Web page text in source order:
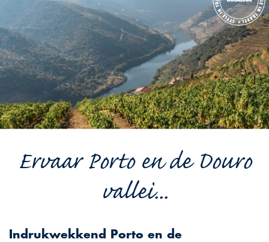
Ervaar Porto en de Douro
vallei...
Indrukwekkend Porto en de